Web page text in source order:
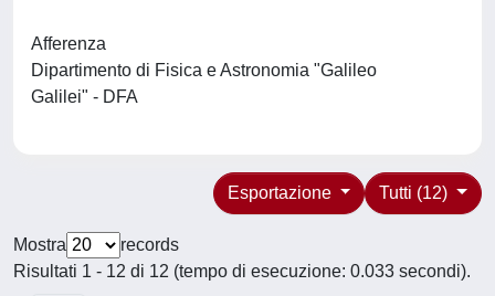
Afferenza
Dipartimento di Fisica e Astronomia "Galileo
Galilei" - DFA
Tutti (12)
Esportazione
Mostra
records
Risultati 1 - 12 di 12 (tempo di esecuzione: 0.033 secondi).